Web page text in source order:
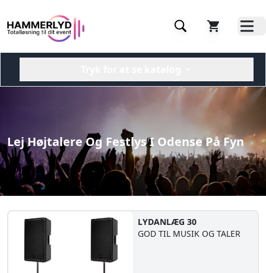
Lej Højtalere Og Festlys I Odense På Fyn
LYDANLÆG 30
GOD TIL MUSIK OG TALER